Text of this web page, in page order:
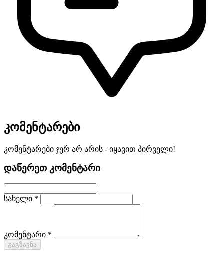
კომენტარები
კომენტარები ჯერ არ არის - იყავით პირველი!
დაწერეთ კომენტარი
სახელი *
კომენტარი *
გაგზავნა